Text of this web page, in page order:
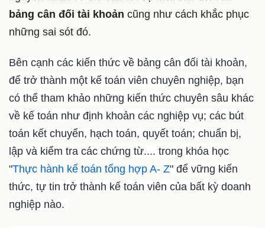
bảng cân đối tài khoản cũng như cách khắc phục
những sai sót đó.
Bên cạnh các kiến thức về bảng cân đối tài khoản,
để trở thành một kế toán viên chuyên nghiệp, bạn
có thể tham khảo những kiến thức chuyên sâu khác
về kế toán như định khoản các nghiệp vụ; các bút
toán kết chuyển, hạch toán, quyết toán; chuẩn bị,
lập và kiểm tra các chứng từ.... trong khóa học
"Thực hành kế toán tổng hợp A- Z" để vững kiến
thức, tự tin trở thành kế toán viên của bất kỳ doanh
nghiệp nào.